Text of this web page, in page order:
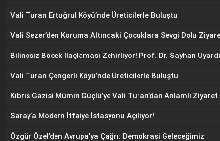
Vali Turan Ertuğrul Köyü’nde Üreticilerle Buluştu
Vali Sezer’den Koruma Altındaki Çocuklara Sevgi Dolu
Bilinçsiz Böcek İlaçlaması Zehirliyor! Prof. Dr. Sayhan Uyardı
Vali Turan Çengerli Köyü’nde Üreticilerle Buluştu
Kıbrıs Gazisi Mümin Güçlü’ye Vali Turan’dan Anlamlı Ziyaret
Saray’a Modern İtfaiye İstasyonu Açılıyor!
Özgür Özel’den Avrupa’ya Çağrı: Demokrasi Geleceğimiz